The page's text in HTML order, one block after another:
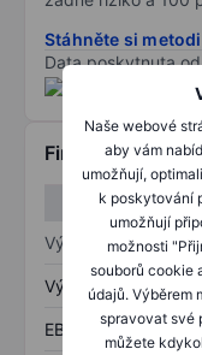
Naše webové
aby vám
umožňují,
k poskytování
umožňují
možnosti
souborů cookie
údajů. Výběrem
spravovat své
můžete
Stáhněte si
Data poskytnuta od
Finanční
Výkaz zisku a
Výnos
EBITDA